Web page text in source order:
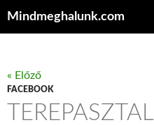
Mindmeghalunk.com
« Előző
FACEBOOK
TEREPASZTAL